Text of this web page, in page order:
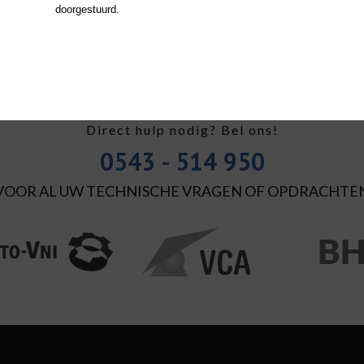
PROJECT
Direct hulp nodig? Bel ons!
0543 - 514 950
AL UW TECHNISCHE VRAGEN OF
doorgestuurd.